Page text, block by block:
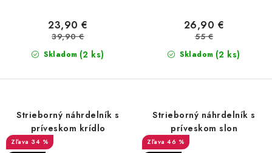
Skladom (2 ks)
23,90 €
39,90 €
Skladom (2 ks)
26,90 €
55 €
Strieborný náhrdelník s
príveskom krídlo
34 %
Strieborný náhrdelník s
príveskom slon
46 %